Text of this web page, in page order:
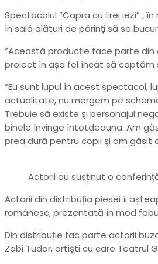
Spectacolul ”Capra cu trei iezi” ,
în sală alături de părinţi să se
”Această producție face parte
proiect în așa fel încât să captăm
”Eu sunt lupul în acest spectacol,
actualitate, nu mergem pe
Trebuie să existe şi personajul
binele învinge întotdeauna. Am
prea dură pentru copii şi am găsit
Actorii au susținut o
Actorii din distribuția piesei îi
românesc, prezentată în mod
Din distribuție fac parte actorii
Zabi Tudor, artiști cu care Teatrul